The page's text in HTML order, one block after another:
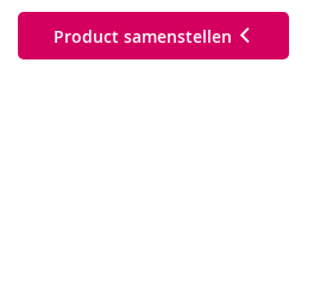
Product samenstellen